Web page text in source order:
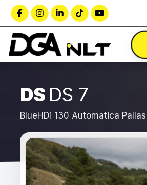
DS DS 7
BlueHDi 130 Automatica Pallas